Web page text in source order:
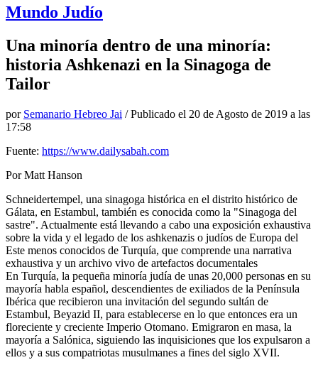
Mundo Judío
Una minoría dentro de una minoría:
historia Ashkenazi en la Sinagoga de
Tailor
por Semanario Hebreo Jai / Publicado el 20 de Agosto de 2019 a las
17:58
Fuente: https://www.dailysabah.com
Por Matt Hanson
Schneidertempel, una sinagoga histórica en el distrito histórico de
Gálata, en Estambul, también es conocida como la "Sinagoga del
sastre". Actualmente está llevando a cabo una exposición exhaustiva
sobre la vida y el legado de los ashkenazis o judíos de Europa del
Este menos conocidos de Turquía, que comprende una narrativa
exhaustiva y un archivo vivo de artefactos documentales
En Turquía, la pequeña minoría judía de unas 20,000 personas en su
mayoría habla español, descendientes de exiliados de la Península
Ibérica que recibieron una invitación del segundo sultán de
Estambul, Beyazid II, para establecerse en lo que entonces era un
floreciente y creciente Imperio Otomano. Emigraron en masa, la
mayoría a Salónica, siguiendo las inquisiciones que los expulsaron a
ellos y a sus compatriotas musulmanes a fines del siglo XVII.